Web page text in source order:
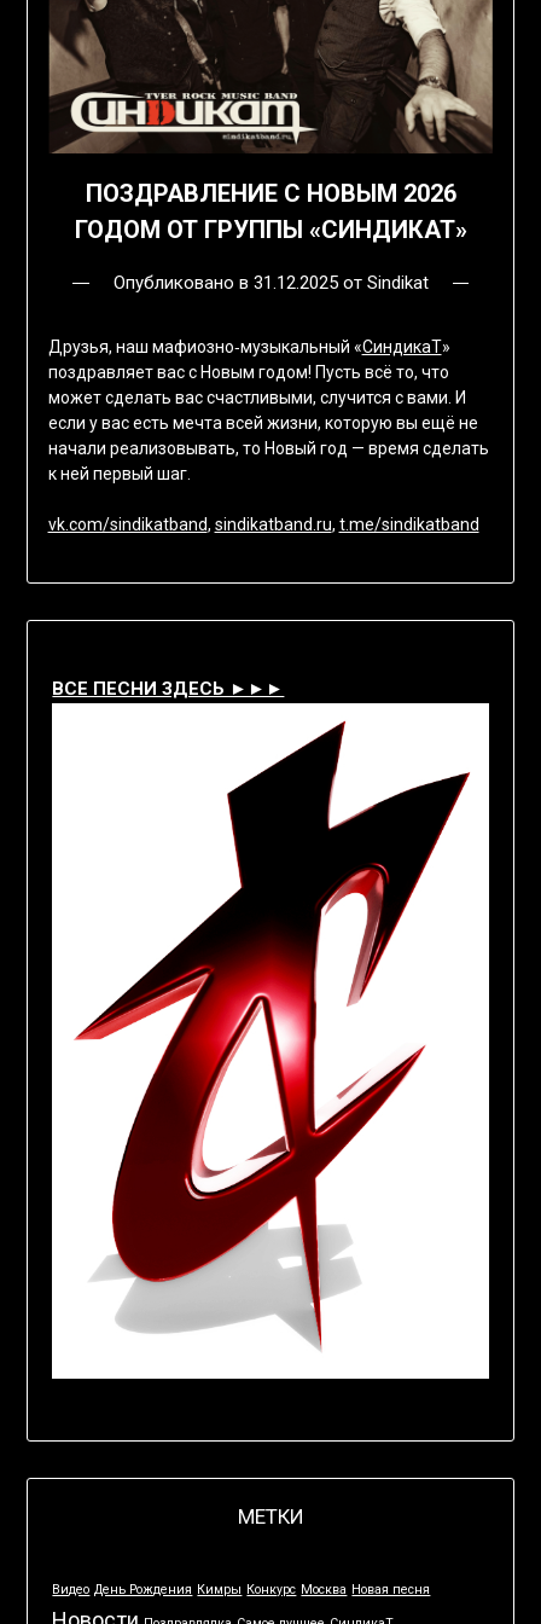
ПОЗДРАВЛЕНИЕ С НОВЫМ 2026
ГОДОМ ОТ ГРУППЫ «СИНДИКАТ»
Опубликовано в 31.12.2025от Sindikat
Друзья, наш мафиозно‑музыкальный «СиндикаТ»
поздравляет вас с Новым годом! Пусть всё то, что
может сделать вас счастливыми, случится с вами. И
если у вас есть мечта всей жизни, которую вы ещё не
начали реализовывать, то Новый год — время сделать
к ней первый шаг.
vk.com/sindikatband, sindikatband.ru, t.me/sindikatband
ВСЕ ПЕСНИ ЗДЕСЬ ►►►
МЕТКИ
Видео День Рождения Кимры Конкурс Москва Новая песня